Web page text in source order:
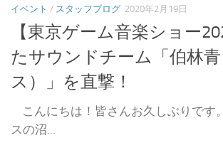
イベント / スタッフブログ 2020年2月19日
【東京ゲーム音楽ショー
たサウンドチーム「伯林
ス）」を直撃！
こんにちは！皆さんお久しぶりです
スの沼...